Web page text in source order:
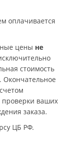
оплачивается
цены не
стоимость
Окончательное
проверки ваших
заказа.
ЦБ РФ.